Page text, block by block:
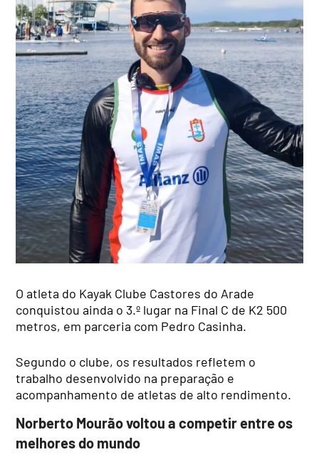
O atleta do Kayak Clube Castores do Arade
conquistou ainda o 3.º lugar na Final C de K2 500
metros, em parceria com Pedro Casinha.
Segundo o clube, os resultados refletem o
trabalho desenvolvido na preparação e
acompanhamento de atletas de alto rendimento.
Norberto Mourão voltou a competir entre os
melhores do mundo